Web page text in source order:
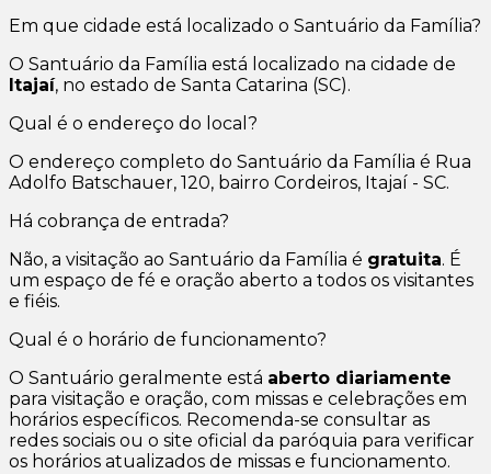
Em que cidade está localizado o Santuário da Família?
O Santuário da Família está localizado na cidade de
Itajaí, no estado de Santa Catarina (SC).
Qual é o endereço do local?
O endereço completo do Santuário da Família é Rua
Adolfo Batschauer, 120, bairro Cordeiros, Itajaí - SC.
Há cobrança de entrada?
Não, a visitação ao Santuário da Família é gratuita. É
um espaço de fé e oração aberto a todos os visitantes
e fiéis.
Qual é o horário de funcionamento?
O Santuário geralmente está aberto diariamente
para visitação e oração, com missas e celebrações em
horários específicos. Recomenda-se consultar as
redes sociais ou o site oficial da paróquia para verificar
os horários atualizados de missas e funcionamento.